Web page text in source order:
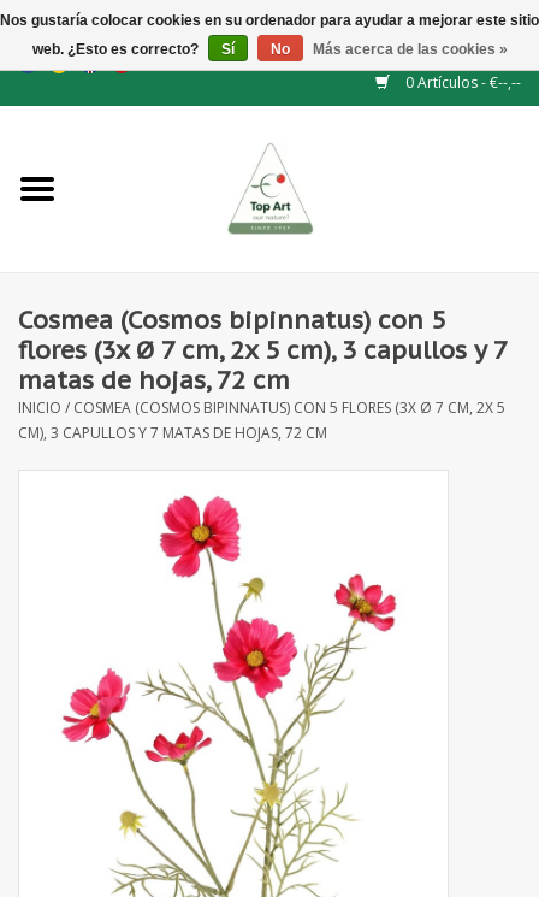
GBP/CHF /BGN/
0 Artículos - €--,--
NUEVO
Flores artificiales
plantas artificiales
Rama de hojas / bayas
Coronas de flores
Cosmea (Cosmos bipinnatus) con 5
flores (3x Ø 7 cm, 2x 5 cm), 3 capullos y 7
matas de hojas, 72 cm
INICIO / COSMEA (COSMOS BIPINNATUS) CON 5 FLORES (3X Ø 7 CM, 2X 5
CM), 3 CAPULLOS Y 7 MATAS DE HOJAS, 72 CM
Nos gustaría colocar cookies en su ordenador para ayudar a mejorar este sitio
web. ¿Esto es correcto?
Sí No Más acerca de las cookies »